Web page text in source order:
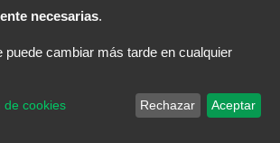
necesarias.
puede cambiar más tarde en cualquier
de cookies Rechazar Aceptar